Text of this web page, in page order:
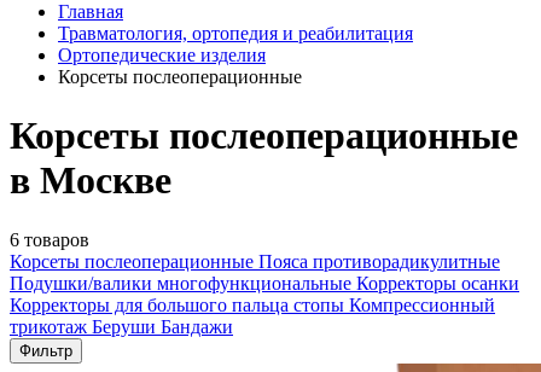
Главная
Травматология, ортопедия и реабилитация
Ортопедические изделия
Корсеты послеоперационные
Корсеты послеоперационные
в Москве
6 товаров
Корсеты послеоперационные Пояса противорадикулитные
Подушки/валики многофункциональные Корректоры осанки
Корректоры для большого пальца стопы Компрессионный
трикотаж Беруши Бандажи
Фильтр